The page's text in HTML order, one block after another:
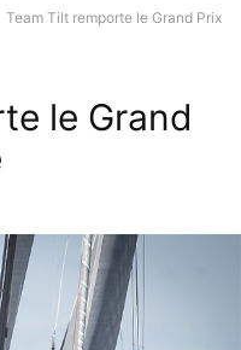
Team Tilt remporte le Grand Prix
le Grand